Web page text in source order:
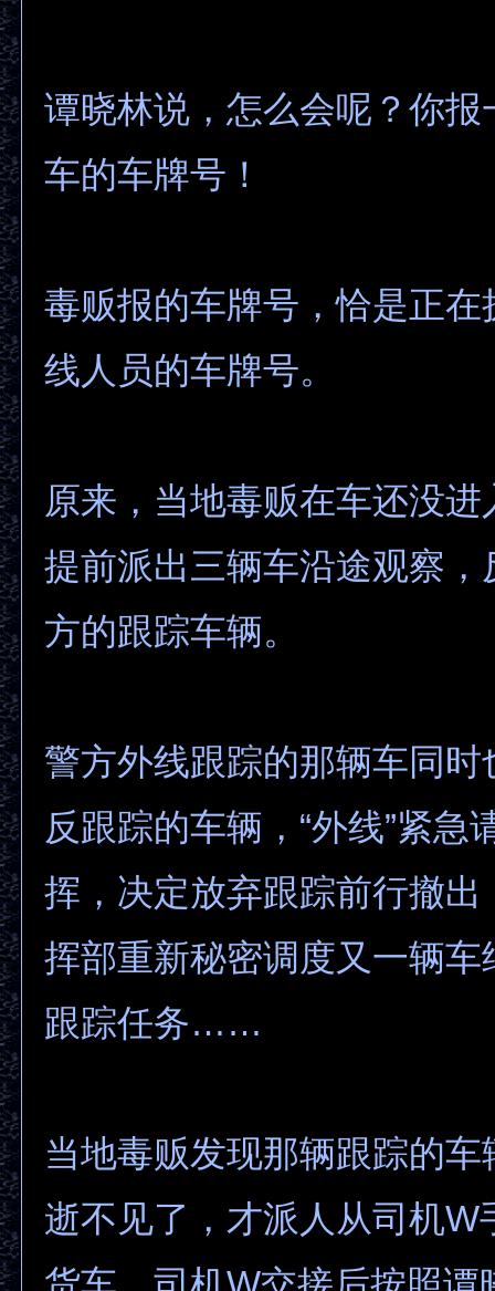
谭晓林说，怎么会呢？你报
车的车牌号！
毒贩报的车牌号，恰是正在
线人员的车牌号。
原来，当地毒贩在车还没
提前派出三辆车沿途观察，
方的跟踪车辆。
警方外线跟踪的那辆车同时
反跟踪的车辆，“外线”紧急
挥，决定放弃跟踪前行撤出
挥部重新秘密调度又一辆车
跟踪任务……
当地毒贩发现那辆跟踪的
逝不见了，才派人从司机W